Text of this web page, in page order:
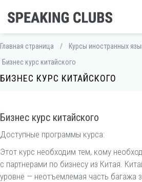
Главная страница / Курсы иностранных
Бизнес курс китайского
БИЗНЕС КУРС КИТАЙСКОГО
Бизнес курс китайского
Доступные программы курса:
Этот курс необходим тем, кому
с партнерами по бизнесу из Китая.
уровне — неотъемлемая часть багажа